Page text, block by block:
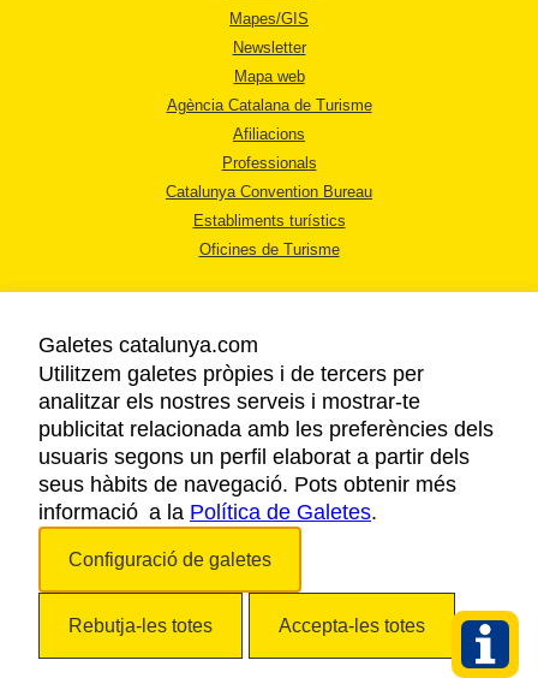
Mapes/GIS
Newsletter
Mapa web
Agència Catalana de Turisme
Afiliacions
Professionals
Catalunya Convention Bureau
Establiments turístics
Oficines de Turisme
AVÍS LEGAL
POLÍTICA DE PRIVACITAT
COOKIES
ACCESSIBILITAT
Galetes catalunya.com
Utilitzem galetes pròpies i de tercers per
analitzar els nostres serveis i mostrar-te
publicitat relacionada amb les preferències dels
usuaris segons un perfil elaborat a partir dels
seus hàbits de navegació. Pots obtenir més
informació a la Política de Galetes.
Configuració de galetes
Rebutja-les totes Accepta-les totes